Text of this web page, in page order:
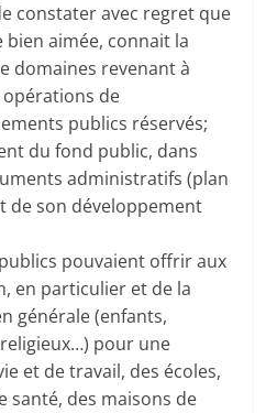
constater avec regret que
aimée, connait la
domaines revenant à
opérations de
publics réservés;
du fond public, dans
administratifs (plan
de son développement
pouvaient offrir aux
en particulier et de la
générale (enfants,
pour une
et de travail, des écoles,
santé, des maisons de